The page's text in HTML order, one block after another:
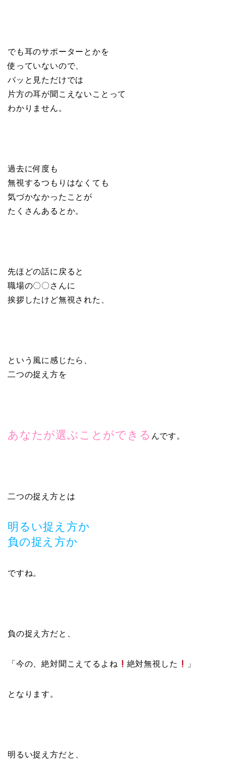
でも耳のサポーターとかを
使っていないので、
パッと見ただけでは
片方の耳が聞こえないことって
わかりません。
過去に何度も
無視するつもりはなくても
気づかなかったことが
たくさんあるとか。
先ほどの話に戻ると
職場の〇〇さんに
挨拶したけど無視された、
という風に感じたら、
二つの捉え方を
あなたが選ぶことができる んです。
二つの捉え方とは
明るい捉え方か
負の捉え方か
ですね。
負の捉え方だと、
「今の、絶対聞こえてるよね 絶対無視した 」
となります。
明るい捉え方だと、